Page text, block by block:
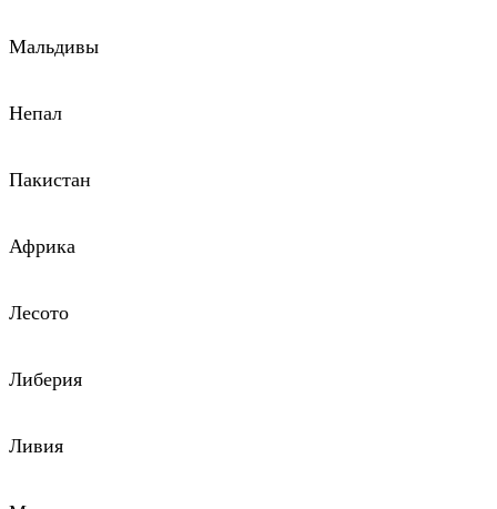
Мальдивы
Непал
Пакистан
Африка
Лесото
Либерия
Ливия